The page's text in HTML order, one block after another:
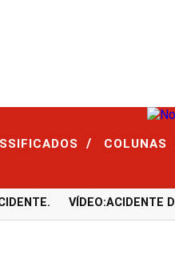
/ COLUNAS
VÍDEO:ACIDENTE